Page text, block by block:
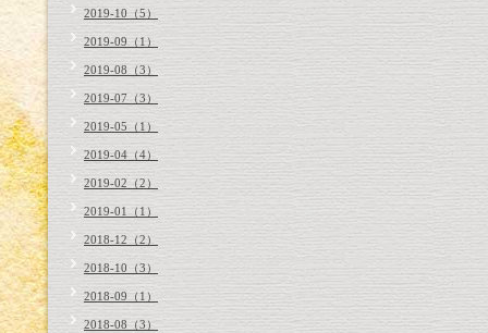
2019-10（5）
2019-09（1）
2019-08（3）
2019-07（3）
2019-05（1）
2019-04（4）
2019-02（2）
2019-01（1）
2018-12（2）
2018-10（3）
2018-09（1）
2018-08（3）